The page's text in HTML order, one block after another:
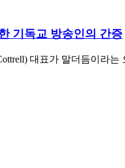
기독교 방송인의 간증
대표가 말더듬이라